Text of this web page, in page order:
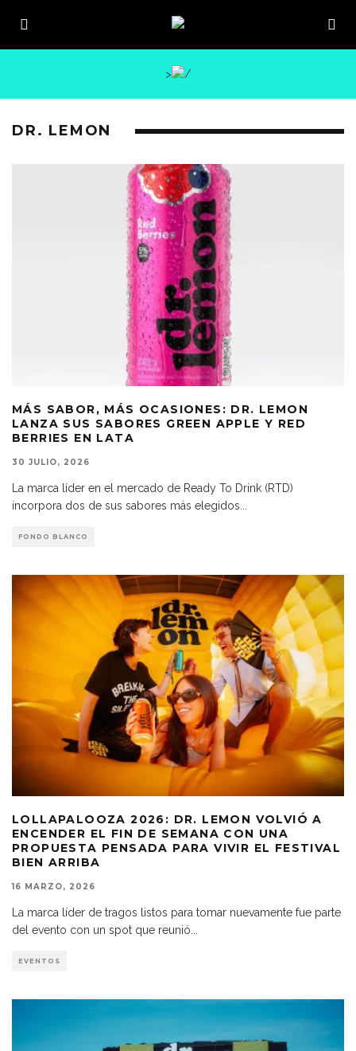
>
DR. LEMON
MÁS SABOR, MÁS OCASIONES: DR. LEMON
LANZA SUS SABORES GREEN APPLE Y RED
BERRIES EN LATA
30 JULIO, 2026
La marca líder en el mercado de Ready To Drink (RTD)
incorpora dos de sus sabores más elegidos
FONDO BLANCO
LOLLAPALOOZA 2026: DR. LEMON VOLVIÓ A
ENCENDER EL FIN DE SEMANA CON UNA
PROPUESTA PENSADA PARA VIVIR EL FESTIVAL
BIEN ARRIBA
16 MARZO, 2026
La marca líder de tragos listos para tomar nuevamente fue parte
del evento con un spot que reunió...
EVENTOS